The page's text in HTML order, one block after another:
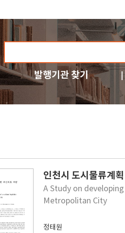
발행기관 찾기
인천시 도시물류계
A Study on
Metropolitan City
정태원